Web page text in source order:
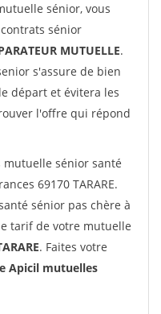
sénior, vous
sénior
MUTUELLE.
s'assure de bien
départ et évitera les
l'offre qui répond
mutuelle sénior santé
69170 TARARE.
sénior pas chère à
tarif de votre mutuelle
. Faites votre
Apicil mutuelles